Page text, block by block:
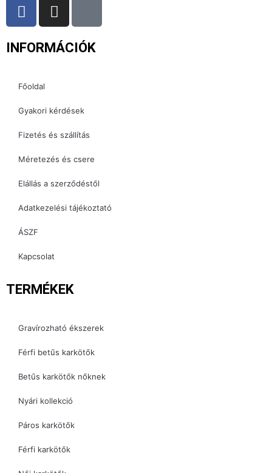
a
e
o
o
k
n
t
a
t
INFORMÁCIÓK
Főoldal
Gyakori kérdések
Fizetés és szállítás
Méretezés és csere
Elállás a szerződéstől
Adatkezelési tájékoztató
ÁSZF
Kapcsolat
TERMÉKEK
Gravírozható ékszerek
Férfi betűs karkötők
Betűs karkötők nőknek
Nyári kollekció
Páros karkötők
Férfi karkötők